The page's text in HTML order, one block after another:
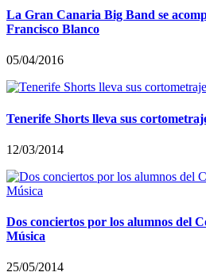
La Gran Canaria Big Band se
Francisco Blanco
05/04/2016
Tenerife Shorts lleva sus
12/03/2014
Dos conciertos por los alumnos del
Música
25/05/2014